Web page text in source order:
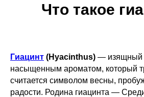
Что такое
Гиацинт (Hyacinthus) — изящный
насыщенным ароматом, который
считается символом весны,
радости. Родина гиацинта —